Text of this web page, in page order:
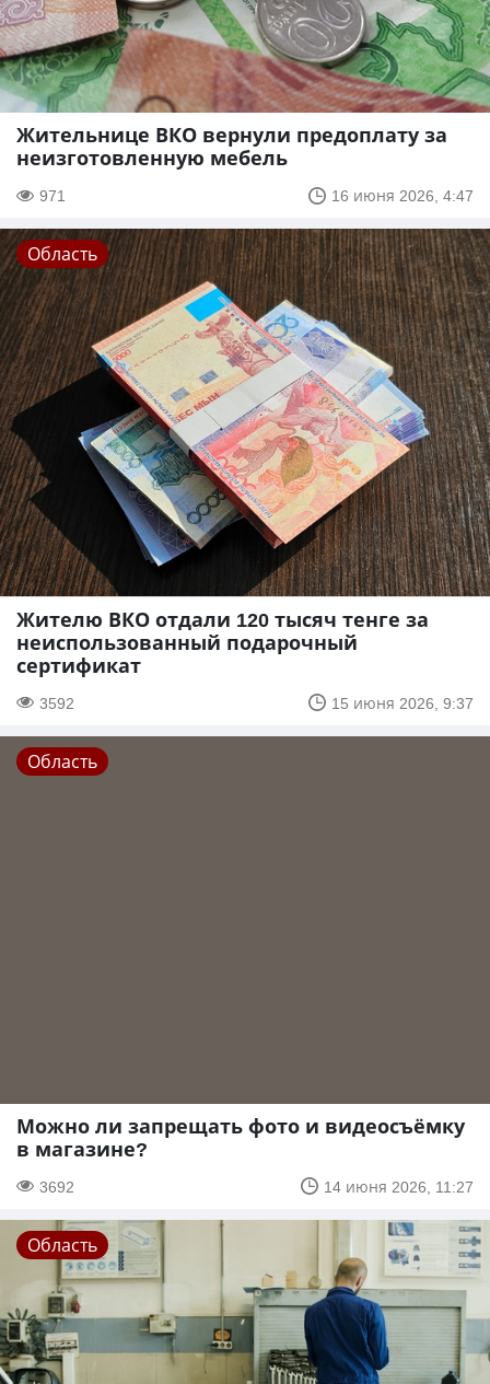
Жительнице ВКО вернули предоплату за
неизготовленную мебель
971 16 июня 2026, 4:47
Область
Жителю ВКО отдали 120 тысяч тенге за
неиспользованный подарочный
сертификат
3592 15 июня 2026, 9:37
Область
Можно ли запрещать фото и видеосъёмку
в магазине?
3692 14 июня 2026, 11:27
Область